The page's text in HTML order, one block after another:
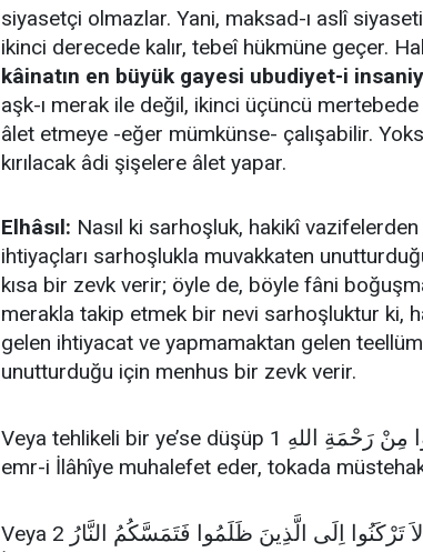
siyasetçi olmazlar. Yani, maksad-ı aslî
ikinci derecede kalır, tebeî hükmüne geçer.
kâinatın en büyük gayesi ubudiyet-i
aşk-ı merak ile değil, ikinci üçüncü
âlet etmeye -eğer mümkünse- çalışabilir.
kırılacak âdi şişelere âlet yapar.
Elhâsıl: Nasıl ki sarhoşluk, hakikî
ihtiyaçları sarhoşlukla muvakkaten
kısa bir zevk verir; öyle de, böyle fâni
merakla takip etmek bir nevi sarhoşluktur ki,
gelen ihtiyacat ve yapmamaktan gelen
unutturduğu için menhus bir zevk verir.
Veya tehlikeli bir ye’se düşüp 1 مِنْ رَحْمَةِ اللهِ âyetindeki
emr-i İlâhîye muhalefet eder, tokada
Veya 2 لاَ تَرْكَنُوا اِلَى الَّذِينَ ظَلَمُوا فَتَمَسَّكُمُ النَّارُ